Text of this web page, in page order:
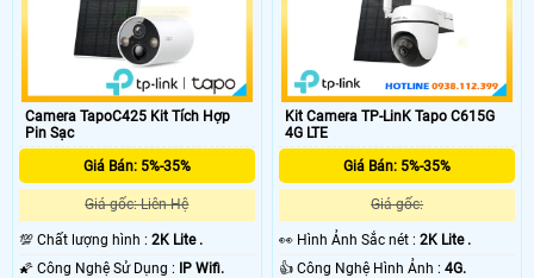
Camera TapoC425 Kit Tích Hợp
Pin Sạc
Giá Bán: 5%-35%
Giá gốc: Liên Hệ
💯 Chất lượng hình : 2K Lite .
🌠 Công Nghệ Sử Dụng : IP Wifi.
Kit Camera TP-LinK Tapo C615G
4G LTE
Giá Bán: 5%-35%
Giá gốc:
️👀 Hình Ảnh Sắc nét :2K Lite .
👍 Công Nghệ Hình Ảnh :4G.